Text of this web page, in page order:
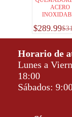
ACERO
$
$289.99
Horario de
Lunes a
18:00
Sábados: